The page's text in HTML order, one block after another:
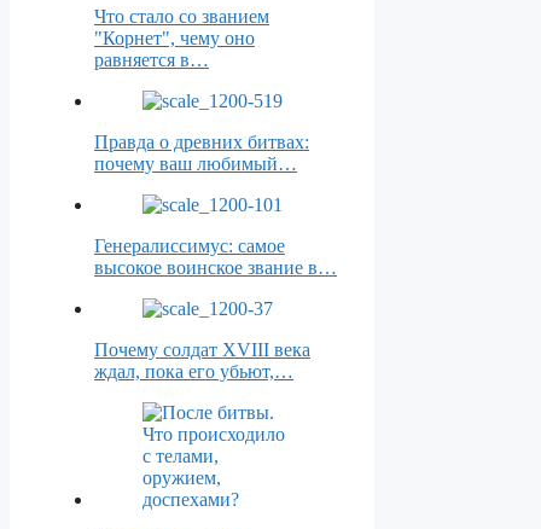
Что стало со званием
"Корнет", чему оно
равняется в…
Правда о древних битвах:
почему ваш любимый…
Генералиссимус: самое
высокое воинское звание в…
Почему солдат XVIII века
ждал, пока его убьют,…